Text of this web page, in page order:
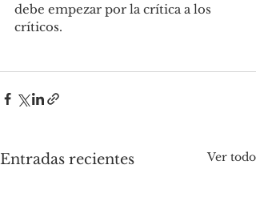
debe empezar por la crítica a los
críticos.
Entradas recientes Ver todo